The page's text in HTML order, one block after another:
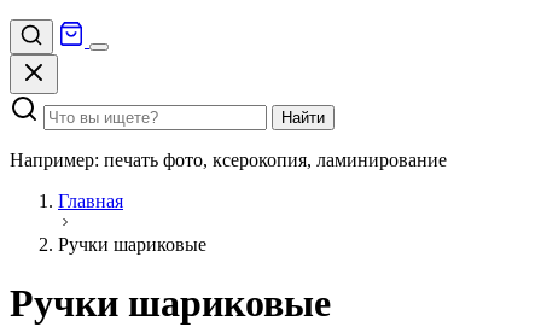
Найти
Например: печать фото, ксерокопия, ламинирование
Главная
Ручки шариковые
Ручки шариковые